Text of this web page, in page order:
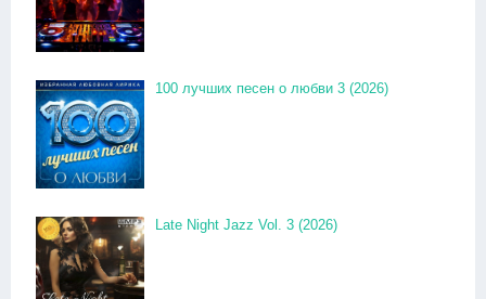
100 лучших песен о любви 3 (2026)
Late Night Jazz Vol. 3 (2026)